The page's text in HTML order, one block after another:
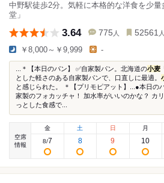
中野駅徒歩2分。気軽に本格的な洋食を少
堂」
3.64 775 人 52561 人
￥8,000～￥9,999 -
...＊【本日のパン】 ✅自家製パン。北海道の小麦
とした軽さのある自家製パンで、口直しに最適。
と感じられた。 ＊【プリモピアット】...●本日の
家製のフォカッチャ！ 加水率がいいのかな？ カ
っとした食感で...
空席
情報
金
8/7
土
8
日
9
月
10